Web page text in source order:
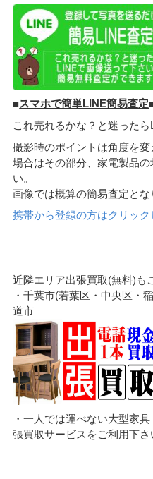
■スマホで簡単LINE簡易査定
これ売れるかな？と迷ったら
撮影時のポイントは角度を
場合はその部分、家電製品
い。
画像では概算の簡易査定とな
携帯から登録の方はクリッ
近隣エリア出張買取(無料)も
・千葉市(若葉区・中央区・
道市
・一人では運べない大型家
張買取サービスをご利用下さ